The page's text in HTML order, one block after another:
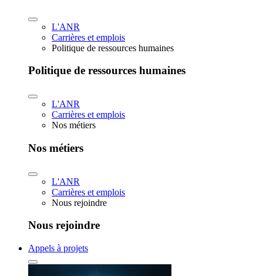
L'ANR
Carrières et emplois
Politique de ressources humaines
Politique de ressources humaines
L'ANR
Carrières et emplois
Nos métiers
Nos métiers
L'ANR
Carrières et emplois
Nous rejoindre
Nous rejoindre
Appels à projets